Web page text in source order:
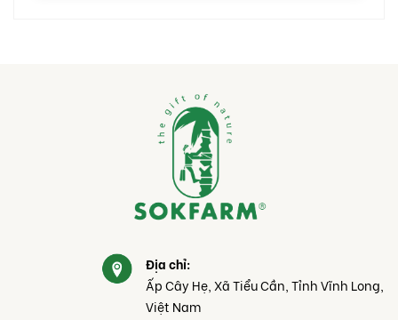
Địa chỉ:
Ấp Cây Hẹ, Xã Tiểu Cần, Tỉnh Vĩnh Long,
Việt Nam